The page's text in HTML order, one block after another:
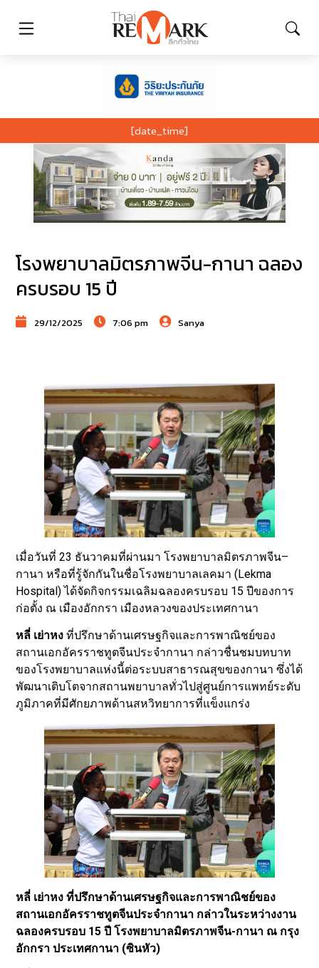
[date_time]
โรงพยาบาลมิตรภาพจีน-กานา ฉลอง
ครบรอบ 15 ปี
29/12/2025 7:06 pm Sanya
เมื่อวันที่ 23 ธันวาคมที่ผ่านมา โรงพยาบาลมิตรภาพจีน–
กานา หรือที่รู้จักกันในชื่อโรงพยาบาลเลคมา (Lekma
Hospital) ได้จัดกิจกรรมเฉลิมฉลองครบรอบ 15 ปีของการ
ก่อตั้ง ณ เมืองอักกรา เมืองหลวงของประเทศกานา
หลี่ เย่าหงที่ปรึกษาด้านเศรษฐกิจและการพาณิชย์ของ
สถานเอกอัครราชทูตจีนประจำกานา กล่าวชื่นชมบทบาท
ของโรงพยาบาลแห่งนี้ต่อระบบสาธารณสุขของกานา ซึ่งได้
พัฒนาเติบโตจากสถานพยาบาลทั่วไปสู่ศูนย์การแพทย์ระดับ
ภูมิภาคที่มีศักยภาพด้านสหวิทยาการที่แข็งแกร่ง
หลี่ เย่าหง ที่ปรึกษาด้านเศรษฐกิจและการพาณิชย์ของ
สถานเอกอัครราชทูตจีนประจำกานา กล่าวในระหว่างงาน
ฉลองครบรอบ 15 ปี โรงพยาบาลมิตรภาพจีน-กานา ณ กรุง
อักกรา ประเทศกานา (ซินหัว)